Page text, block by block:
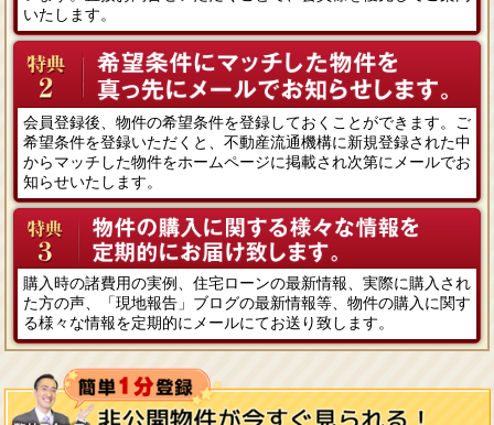
いたします。
会員登録後、物件の希望条件を登録しておくことができます。ご
希望条件を登録いただくと、不動産流通機構に新規登録された中
からマッチした物件をホームページに掲載され次第にメールでお
知らせいたします。
購入時の諸費用の実例、住宅ローンの最新情報、実際に購入され
た方の声、「現地報告」ブログの最新情報等、物件の購入に関す
る様々な情報を定期的にメールにてお送り致します。